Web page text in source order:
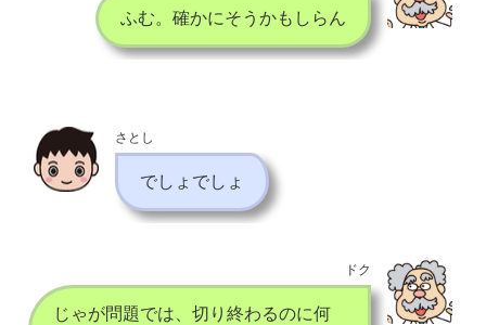
ふむ。確かにそうかもしらん
さとし
でしょでしょ
ドク
じゃが問題では、切り終わるのに何